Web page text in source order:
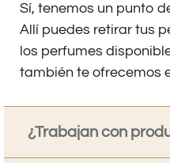
Sí, tenemos un punto
Allí puedes retirar tus
los perfumes
también te ofrecemos
¿Trabajan con